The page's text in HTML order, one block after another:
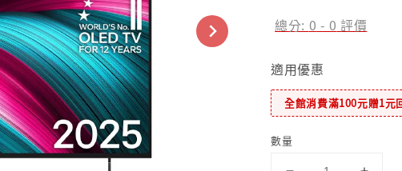
總分: 0 - 0 評價
適用優惠
全館消費滿100元贈1元
數量